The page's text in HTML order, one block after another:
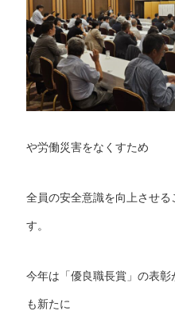
や労働災害をなくすため
全員の安全意識を向上させ
す。
今年は「優良職長賞」の表
も新たに